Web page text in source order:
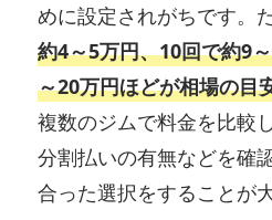
めに設定されがちです。
約4～5万円、10回で約9
～20万円ほどが相場の目
複数のジムで料金を比較
分割払いの有無などを確
合った選択をすることが